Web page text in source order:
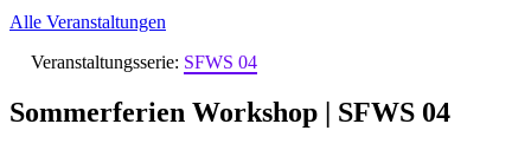
Alle Veranstaltungen
Veranstaltungsserie: SFWS 04
Sommerferien Workshop | SFWS 04